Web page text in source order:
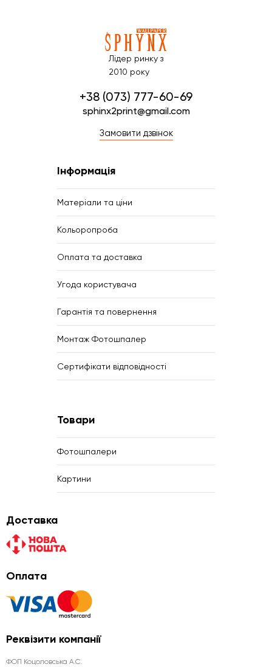
Лідер ринку з
2010 року
+38 (073) 777-60-69
sphinx2print@gmail.com
Замовити дзвінок
Інформація
Матеріали та ціни
Кольоропроба
Оплата та доставка
Угода користувача
Гарантія та повернення
Монтаж Фотошпалер
Сертифікати відповідності
Товари
Фотошпалери
Картини
Доставка
Оплата
Реквізити компанії
ФОП Коцоловська А.С.